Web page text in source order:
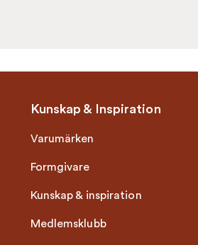
Kunskap & Inspiration
Varumärken
Formgivare
Kunskap & inspiration
Medlemsklubb